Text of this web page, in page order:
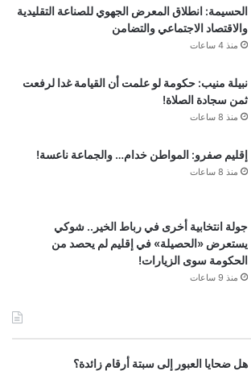
الحسيمة: انطلاق المعرض الجهوي للصناعة التقليدية
والاقتصاد الاجتماعي والتضامن
منذ 4 ساعات
نبيلة منيب: حكومة لو علمت أن القيامة غدا لرفعت
ثمن سجادة الصلاة!
منذ 8 ساعات
إقليم صفرو: المواطن خدام… والجماعة ناعسة!
منذ 8 ساعات
جولة انتخابية أخرى في رباط الخير.. شوكي
يستعرض «الحصيلة» في إقليم لم يحصد من
الحكومة سوى الزيارات!
منذ 9 ساعات
هل ضحايا العبور إلى سبتة أرقام زائدة؟